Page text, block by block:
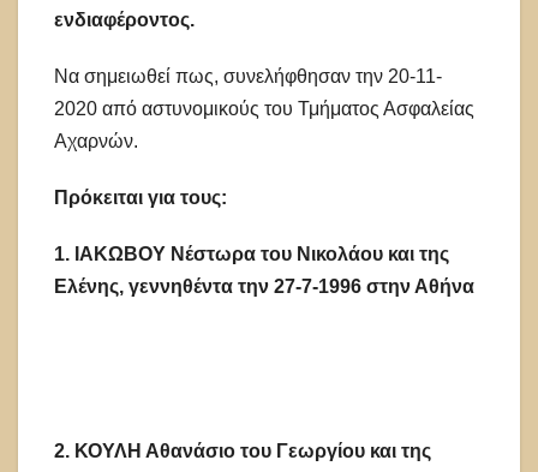
ενδιαφέροντος.
Να σημειωθεί πως, συνελήφθησαν την 20-11-
2020 από αστυνομικούς του Τμήματος Ασφαλείας
Αχαρνών.
Πρόκειται για τους:
1. ΙΑΚΩΒΟΥ Νέστωρα του Νικολάου και της
Ελένης, γεννηθέντα την 27-7-1996 στην Αθήνα
2. ΚΟΥΛΗ Αθανάσιο του Γεωργίου και της